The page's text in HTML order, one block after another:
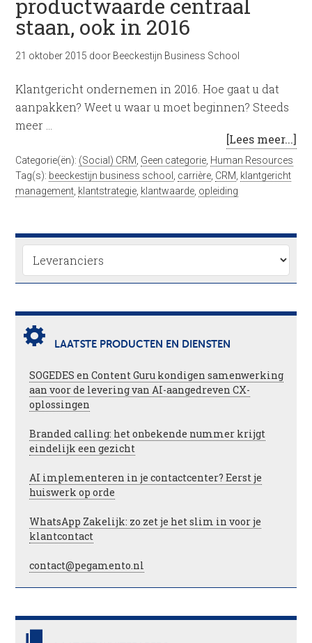
productwaarde centraal
staan, ook in 2016
21 oktober 2015 door Beeckestijn Business School
Klantgericht ondernemen in 2016. Hoe gaat u dat
aanpakken? Weet u waar u moet beginnen? Steeds
meer …
[Lees meer...]
Categorie(ën): (Social) CRM Geen categorie Human Resources
Tag(s): beeckestijn business school carrière CRM klantgericht
management klantstrategie klantwaarde opleiding
LAATSTE PRODUCTEN EN DIENSTEN
SOGEDES en Content Guru kondigen samenwerking
aan voor de levering van AI-aangedreven CX-
oplossingen
Branded calling: het onbekende nummer krijgt
eindelijk een gezicht
AI implementeren in je contactcenter? Eerst je
huiswerk op orde
WhatsApp Zakelijk: zo zet je het slim in voor je
klantcontact
contact@pegamento.nl